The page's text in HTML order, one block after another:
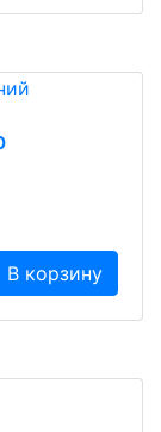
В корзину